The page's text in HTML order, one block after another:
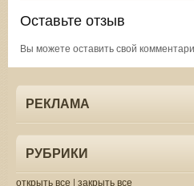
Оставьте отзыв
Вы можете оставить свой
РЕКЛАМА
РУБРИКИ
открыть все | закрыть все